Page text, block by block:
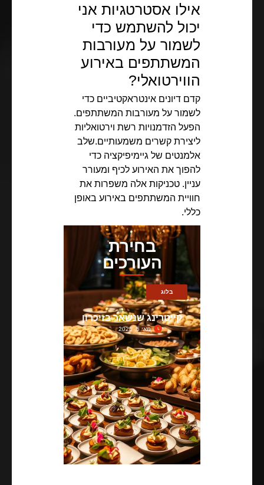
אילו אסטרטגיות אני
יכול להשתמש כדי
לשמור על מעורבות
המשתתפים באירוע
הווירטואלי?
קדם דיונים אינטראקטיביים כדי
לשמור על מעורבות המשתתפים.
הפעל הזדמנויות רשת וירטואליות
ליצירת קשרים משמעותיים.שלב
אלמנטים של גיימיפיקציה כדי
להפוך את האירוע לכיף ומעורר
עניין. טכניקות אלה משפרות את
חוויית המשתתפים באירוע באופן
כללי.
בחירת
העורכים
בלוג
קייטרינג שנשאר בזיכרון
מאי 5, 2025